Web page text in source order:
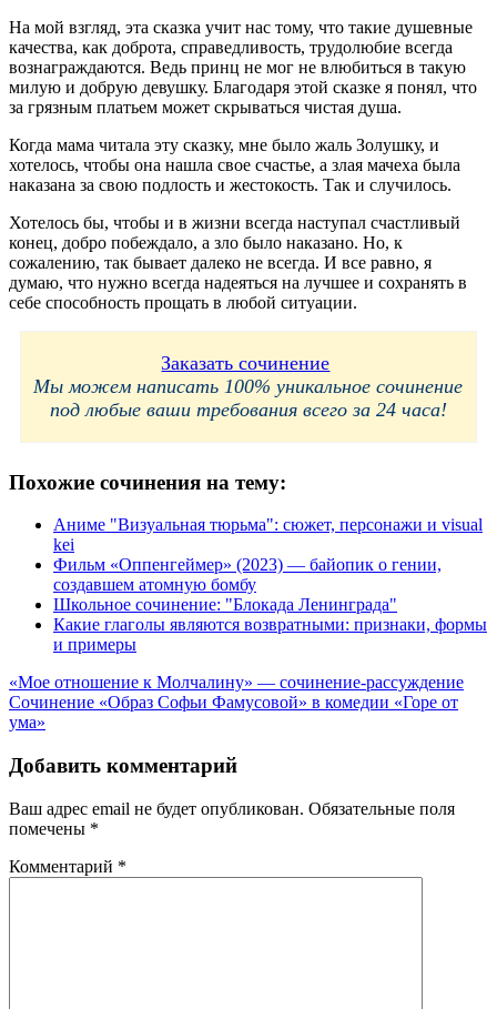
На мой взгляд, эта сказка учит нас тому, что такие душевные
качества, как доброта, справедливость, трудолюбие всегда
вознаграждаются. Ведь принц не мог не влюбиться в такую
милую и добрую девушку. Благодаря этой сказке я понял, что
за грязным платьем может скрываться чистая душа.
Когда мама читала эту сказку, мне было жаль Золушку, и
хотелось, чтобы она нашла свое счастье, а злая мачеха была
наказана за свою подлость и жестокость. Так и случилось.
Хотелось бы, чтобы и в жизни всегда наступал счастливый
конец, добро побеждало, а зло было наказано. Но, к
сожалению, так бывает далеко не всегда. И все равно, я
думаю, что нужно всегда надеяться на лучшее и сохранять в
себе способность прощать в любой ситуации.
Заказать сочинение
Мы можем написать 100% уникальное сочинение
под любые ваши требования всего за 24 часа!
Похожие сочинения на тему:
Аниме "Визуальная тюрьма": сюжет, персонажи и visual
kei
Фильм «Оппенгеймер» (2023) — байопик о гении,
создавшем атомную бомбу
Школьное сочинение: "Блокада Ленинграда"
Какие глаголы являются возвратными: признаки, формы
и примеры
Навигация
по
«Мое отношение к Молчалину» — сочинение-рассуждение
Сочинение «Образ Софьи Фамусовой» в комедии «Горе от
ума»
Добавить комментарий
Ваш адрес email не будет опубликован. Обязательные поля
помечены *
Комментарий *